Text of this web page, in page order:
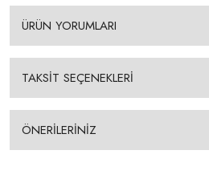
ÜRÜN YORUMLARI
TAKSİT SEÇENEKLERİ
ÖNERİLERİNİZ